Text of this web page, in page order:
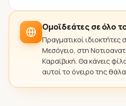
Ομοϊδεάτες σε όλο
Πραγματικοί ιδιοκτήτες
Μεσόγειο, στη
Καραϊβική. Θα κάνεις
αυτοί το όνειρο της